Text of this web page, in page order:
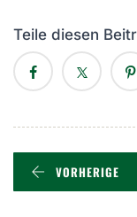
Teile diesen
VORHERIGE